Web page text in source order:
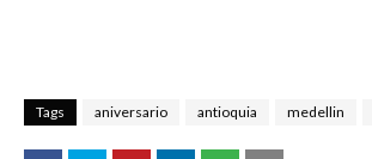
Tags aniversario antioquia medellin